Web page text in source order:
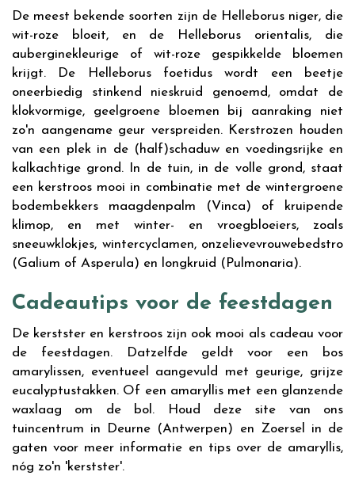
De meest bekende soorten zijn de Helleborus niger, die
wit-roze bloeit, en de Helleborus orientalis, die
auberginekleurige of wit-roze gespikkelde bloemen
krijgt. De Helleborus foetidus wordt een beetje
oneerbiedig stinkend nieskruid genoemd, omdat de
klokvormige, geelgroene bloemen bij aanraking niet
zo'n aangename geur verspreiden. Kerstrozen houden
van een plek in de (half)schaduw en voedingsrijke en
kalkachtige grond. In de tuin, in de volle grond, staat
een kerstroos mooi in combinatie met de wintergroene
bodembekkers maagdenpalm (Vinca) of kruipende
klimop, en met winter- en vroegbloeiers, zoals
sneeuwklokjes, wintercyclamen, onzelievevrouwebedstro
(Galium of Asperula) en longkruid (Pulmonaria).
Cadeautips voor de feestdagen
De kerstster en kerstroos zijn ook mooi als cadeau voor
de feestdagen. Datzelfde geldt voor een bos
amarylissen, eventueel aangevuld met geurige, grijze
eucalyptustakken. Of een amaryllis met een glanzende
waxlaag om de bol. Houd deze site van ons
tuincentrum in Deurne (Antwerpen) en Zoersel in de
gaten voor meer informatie en tips over de amaryllis,
nóg zo'n 'kerstster'.